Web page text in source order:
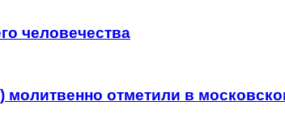
человечества
отметили в